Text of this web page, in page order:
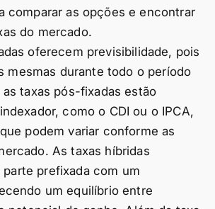
comparar as opções e encontrar
do mercado.
oferecem previsibilidade, pois
mesmas durante todo o período
taxas pós-fixadas estão
como o CDI ou o IPCA,
podem variar conforme as
As taxas híbridas
prefixada com um
um equilíbrio entre